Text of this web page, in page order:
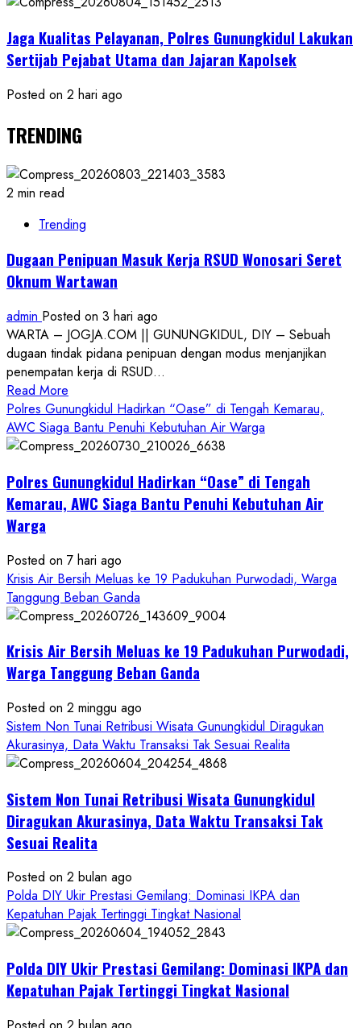
Jaga Kualitas Pelayanan, Polres Gunungkidul Lakukan
Sertijab Pejabat Utama dan Jajaran Kapolsek
Posted on 2 hari ago
TRENDING
2 min read
Trending
Dugaan Penipuan Masuk Kerja RSUD Wonosari Seret
Oknum Wartawan
admin Posted on 3 hari ago
WARTA – JOGJA.COM || GUNUNGKIDUL, DIY – Sebuah
dugaan tindak pidana penipuan dengan modus menjanjikan
penempatan kerja di RSUD...
Read More
more
about
Dugaan
Masuk
Kerja
Seret
Oknum
Wartawan
Polres Gunungkidul Hadirkan “Oase” di Tengah Kemarau,
AWC Siaga Bantu Penuhi Kebutuhan Air Warga
Polres Gunungkidul Hadirkan “Oase” di Tengah
Kemarau, AWC Siaga Bantu Penuhi Kebutuhan Air
Warga
Posted on 7 hari ago
Krisis Air Bersih Meluas ke 19 Padukuhan Purwodadi, Warga
Tanggung Beban Ganda
Krisis Air Bersih Meluas ke 19 Padukuhan Purwodadi,
Warga Tanggung Beban Ganda
Posted on 2 minggu ago
Sistem Non Tunai Retribusi Wisata Gunungkidul Diragukan
Akurasinya, Data Waktu Transaksi Tak Sesuai Realita
Sistem Non Tunai Retribusi Wisata Gunungkidul
Diragukan Akurasinya, Data Waktu Transaksi Tak
Sesuai Realita
Posted on 2 bulan ago
Polda DIY Ukir Prestasi Gemilang: Dominasi IKPA dan
Kepatuhan Pajak Tertinggi Tingkat Nasional
Polda DIY Ukir Prestasi Gemilang: Dominasi IKPA dan
Kepatuhan Pajak Tertinggi Tingkat Nasional